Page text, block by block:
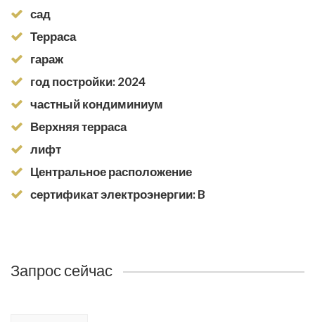
сад
Терраса
гараж
год постройки: 2024
частный кондиминиум
Верхняя терраса
лифт
Центральное расположение
сертификат электроэнергии: B
Запрос сейчас